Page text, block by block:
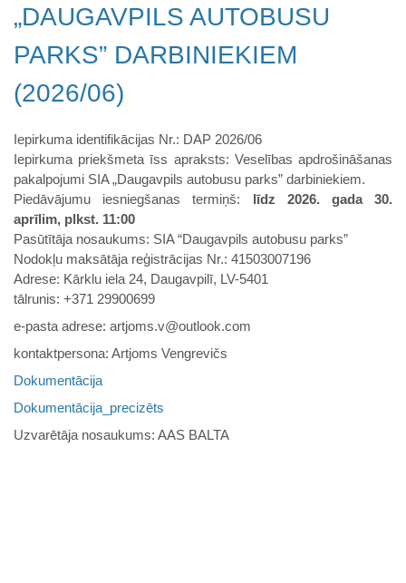
„DAUGAVPILS AUTOBUSU
PARKS” DARBINIEKIEM
(2026/06)
Iepirkuma identifikācijas Nr.: DAP 2026/06
Iepirkuma priekšmeta īss apraksts: Veselības apdrošināšanas
pakalpojumi SIA „Daugavpils autobusu parks” darbiniekiem.
Piedāvājumu iesniegšanas termiņš: līdz 2026. gada 30.
aprīlim, plkst. 11:00
Pasūtītāja nosaukums: SIA “Daugavpils autobusu parks”
Nodokļu maksātāja reģistrācijas Nr.: 41503007196
Adrese: Kārklu iela 24, Daugavpilī, LV-5401
tālrunis: +371 29900699
e-pasta adrese: artjoms.v@outlook.com
kontaktpersona: Artjoms Vengrevičs
Dokumentācija
Dokumentācija_precizēts
Uzvarētāja nosaukums: AAS BALTA